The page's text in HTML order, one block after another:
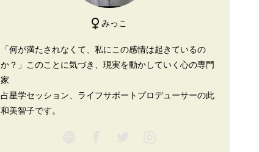
みっこ
「何が満たされなくて、私にこの感情は起きているの
か？」このことに気づき、現実を動かしていく心の専門
家
占星学セッション、ライフサポートプロデューサーの此
和美智子です。